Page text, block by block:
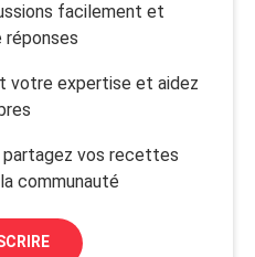
facilement et
réponses
votre expertise et aidez
partagez vos recettes
communauté